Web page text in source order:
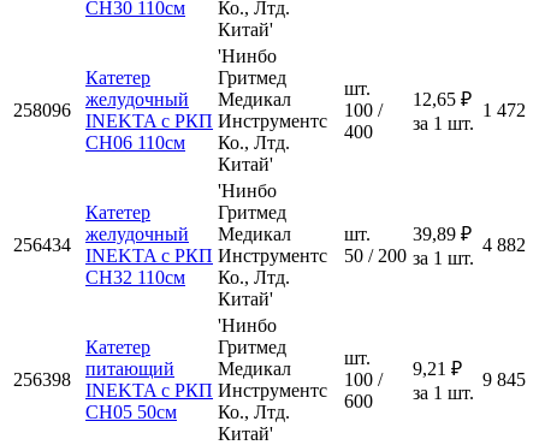
CH30 110см
Ко., Лтд.
Китай'
258096
Катетер
желудочный
INEKTA с РКП
CH06 110см
'Нинбо
Гритмед
Медикал
Инструментс
Ко., Лтд.
Китай'
шт.
100 /
400
12,65 ₽
за 1 шт.
1 472
256434
Катетер
желудочный
INEKTA с РКП
CH32 110см
'Нинбо
Гритмед
Медикал
Инструментс
Ко., Лтд.
Китай'
шт.
50 / 200
39,89 ₽
за 1 шт.
4 882
256398
Катетер
питающий
INEKTA с РКП
CH05 50см
'Нинбо
Гритмед
Медикал
Инструментс
Ко., Лтд.
Китай'
шт.
100 /
600
9,21 ₽
за 1 шт.
9 845